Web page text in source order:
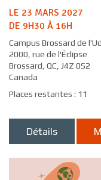
LE 23 MARS 2027
DE 9H30 À 16H
Campus Brossard de
2000, rue de l'Éclipse
Brossard, QC, J4Z 0S2
Canada
Places restantes : 11
Détails